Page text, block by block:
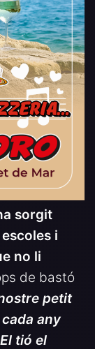
sorgit
i
no li
de bastó
petit
any
tió el